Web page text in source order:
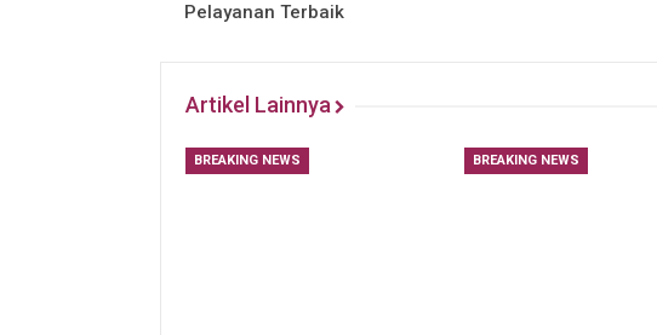
Pelayanan Terbaik
Artikel Lainnya
BREAKING NEWS BREAKING NEWS